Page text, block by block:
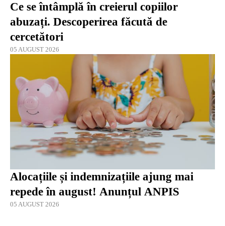
Ce se întâmplă în creierul copiilor
abuzați. Descoperirea făcută de
cercetători
05 AUGUST 2026
Alocațiile și indemnizațiile ajung mai
repede în august! Anunțul ANPIS
05 AUGUST 2026